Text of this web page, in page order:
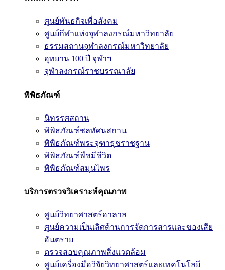
ศูนย์พันธกิจเพื่อสังคม
ศูนย์กีฬาแห่งจุฬาลงกรณ์มหาวิทยาลัย
ธรรมสถานจุฬาลงกรณ์มหาวิทยาลัย
อุทยาน 100 ปี จุฬาฯ
จุฬาลงกรณ์ราชบรรณาลัย
พิพิธภัณฑ์
นิทรรศสถาน
พิพิธภัณฑ์ชลทัศนสถาน
พิพิธภัณฑ์พระจุฑาธุชราชฐาน
พิพิธภัณฑ์พืชมีชีวิต
พิพิธภัณฑ์สมุนไพร
บริการตรวจวิเคราะห์คุณภาพ
ศูนย์วิทยาศาสตร์ฮาลาล
ศูนย์ความเป็นเลิศด้านการจัดการสารและของเสีย
อันตราย
ตรวจสอบคุณภาพสิ่งแวดล้อม
ศูนย์เครื่องมือวิจัยวิทยาศาสตร์และเทคโนโลยี